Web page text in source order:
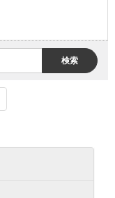
検索